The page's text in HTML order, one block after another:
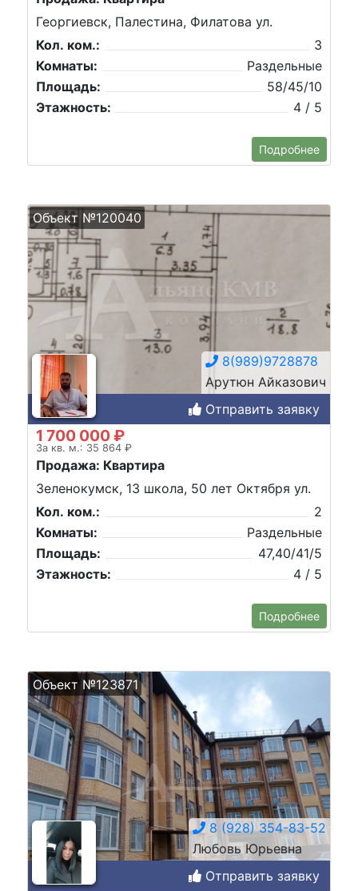
Георгиевск, Палестина, Филатова ул.
Кол. ком.:
3
Комнаты:
Раздельные
Площадь:
58/45/10
Этажность:
4 / 5
Подробнее
Объект №120040
8(989)9728878
Арутюн Айказович
Отправить заявку
1 700 000 ₽
За кв. м.: 35 864 ₽
Продажа: Квартира
Зеленокумск, 13 школа, 50 лет Октября ул.
Кол. ком.:
2
Комнаты:
Раздельные
Площадь:
47,40/41/5
Этажность:
4 / 5
Подробнее
Объект №123871
8 (928) 354-83-52
Любовь Юрьевна
Отправить заявку